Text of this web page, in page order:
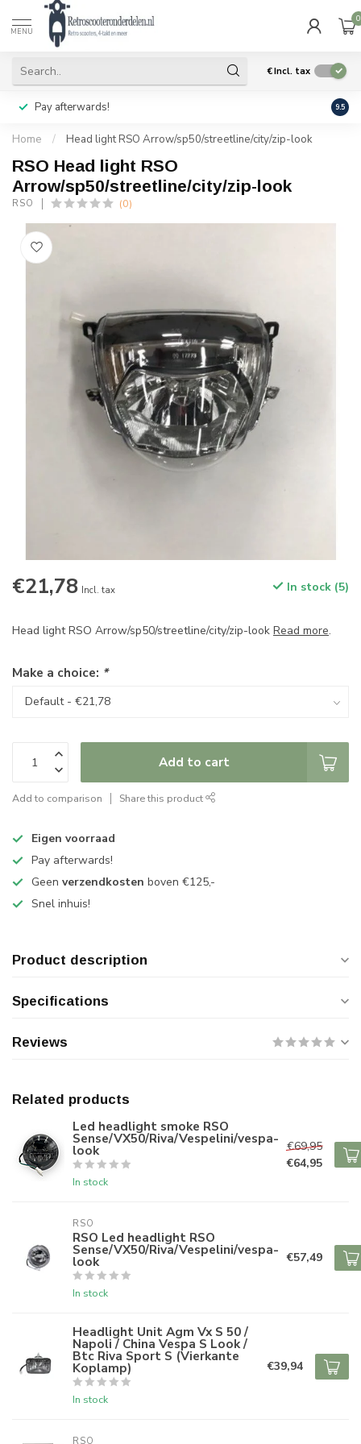
MENU
0
€Incl. tax
Pay afterwards! Geen
9.5
Home / Head light RSO Arrow/sp50/streetline/city/zip-look
RSO Head light RSO
Arrow/sp50/streetline/city/zip-look
RSO (0)
€21,78 Incl. tax In stock (5)
Head light RSO Arrow/sp50/streetline/city/zip-look Read more.
Make a choice: *
Add to cart
Add to comparison Share this product
Eigen voorraad
Pay afterwards!
Geen verzendkosten boven €125,-
Snel inhuis!
Product description
Specifications
Reviews
Related products
Led headlight smoke RSO
Sense/VX50/Riva/Vespelini/vespa-
look
In stock
€69,95
€64,95
RSO
RSO Led headlight RSO
Sense/VX50/Riva/Vespelini/vespa-
look
In stock
€57,49
Headlight Unit Agm Vx S 50 /
Napoli / China Vespa S Look /
Btc Riva Sport S (Vierkante
Koplamp)
In stock
€39,94
RSO